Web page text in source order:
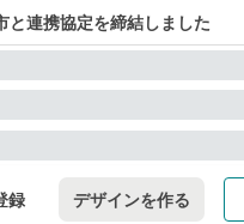
と連携協定を締結しました
録 デザインを作る